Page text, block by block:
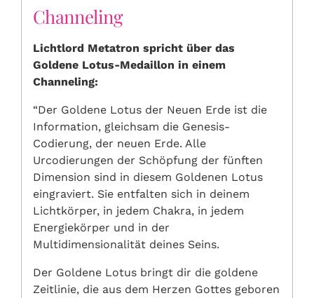
Channeling
Lichtlord Metatron spricht über das
Goldene Lotus-Medaillon in einem
Channeling:
“Der Goldene Lotus der Neuen Erde ist die
Information, gleichsam die Genesis-
Codierung, der neuen Erde. Alle
Urcodierungen der Schöpfung der fünften
Dimension sind in diesem Goldenen Lotus
eingraviert. Sie entfalten sich in deinem
Lichtkörper, in jedem Chakra, in jedem
Energiekörper und in der
Multidimensionalität deines Seins.
Der Goldene Lotus bringt dir die goldene
Zeitlinie, die aus dem Herzen Gottes geboren